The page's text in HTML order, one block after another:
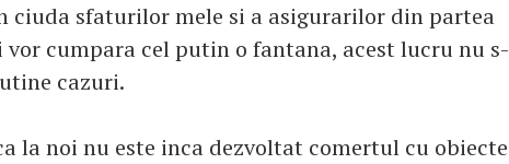
ciuda sfaturilor mele si a asigurarilor din partea
cumpara cel putin o fantana, acest lucru nu s-
cazuri.
la noi nu este inca dezvoltat comertul cu obiecte